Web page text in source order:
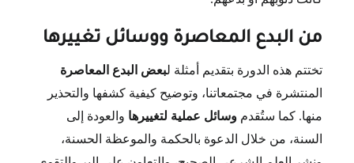
من البدع المعاصرة ووسائل تغييرها
تختتم هذه الدورة بتقديم أمثلة لبعض البدع المعاصرة
المنتشرة في مجتمعاتنا، وتوضيح كيفية كشفها والتحذير
منها. كما ستُقدم وسائل عملية لتغييرها والعودة إلى
السنة، من خلال الدعوة بالحكمة والموعظة الحسنة،